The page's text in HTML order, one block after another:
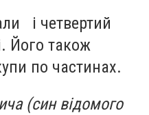
і четвертий
Його також
по частинах.
(син відомого